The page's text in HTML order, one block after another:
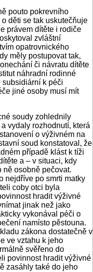
pouto pokrevního
děti se tak uskutečňuje
právem dítěte i rodiče
zvláštní
opatrovnického
měly postupovat tak,
či návratu dítěte
náhradní rodinné
subsidiární k péči
jiné osoby musí mít
soudy zohlednily
vydaly rozhodnutí, která
o výživném na
soud konstatoval, že
případě klást k tíži
a – v situaci, kdy
ně osobně pečovat.
nejdříve po smrti matky
coby otci byla
hradit výživné
jinak než jako
vykonával péči o
namísto pěstouna.
zákona dostatečně v
ve vztahu k jeho
svěřeno do
povinnost hradit výživné
zasáhly také do jeho